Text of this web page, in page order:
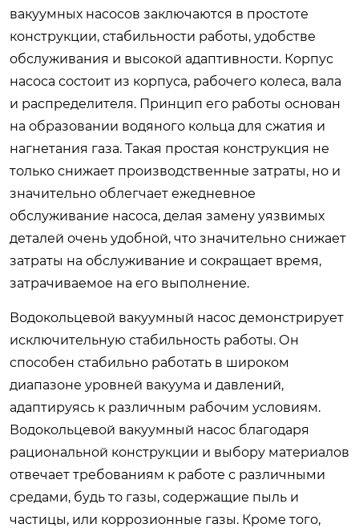
вакуумных насосов заключаются в простоте
конструкции, стабильности работы, удобстве
обслуживания и высокой адаптивности. Корпус
насоса состоит из корпуса, рабочего колеса, вала
и распределителя. Принцип его работы основан
на образовании водяного кольца для сжатия и
нагнетания газа. Такая простая конструкция не
только снижает производственные затраты, но и
значительно облегчает ежедневное
обслуживание насоса, делая замену уязвимых
деталей очень удобной, что значительно снижает
затраты на обслуживание и сокращает время,
затрачиваемое на его выполнение.
Водокольцевой вакуумный насос демонстрирует
исключительную стабильность работы. Он
способен стабильно работать в широком
диапазоне уровней вакуума и давлений,
адаптируясь к различным рабочим условиям.
Водокольцевой вакуумный насос благодаря
рациональной конструкции и выбору материалов
отвечает требованиям к работе с различными
средами, будь то газы, содержащие пыль и
частицы, или коррозионные газы. Кроме того,